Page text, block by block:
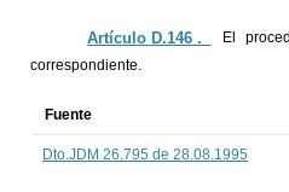
Artículo D.146 ._
El
correspondiente.
Fuente
Dto.JDM 26.795 de 28.08.1995